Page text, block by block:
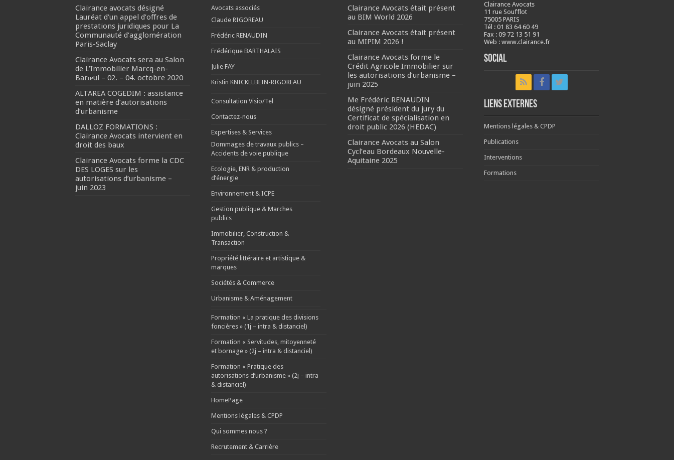
Clairance avocats désigné
Lauréat d’un appel d’offres de
prestations juridiques pour La
Communauté d’agglomération
Paris-Saclay
Clairance Avocats sera au Salon
de L’Immobilier Marcq-en-
Barœul – 02. – 04. octobre 2020
ALTAREA COGEDIM : assistance
en matière d’autorisations
d’urbanisme
DALLOZ FORMATIONS :
Clairance Avocats intervient en
droit des baux
Clairance Avocats forme la CDC
DES LOGES sur les
autorisations d’urbanisme –
juin 2023
Avocats associés
Claude RIGOREAU
Frédéric RENAUDIN
Frédérique BARTHALAIS
Julie FAY
Kristin KNICKELBEIN-RIGOREAU
Consultation Visio/Tel
Contactez-nous
Expertises & Services
Dommages de travaux publics –
Accidents de voie publique
Ecologie, ENR & production
d’énergie
Environnement & ICPE
Gestion publique & Marches
publics
Immobilier, Construction &
Transaction
Propriété littéraire et artistique &
marques
Sociétés & Commerce
Urbanisme & Aménagement
Formation « La pratique des divisions
foncières » (1j – intra & distanciel)
Formation « Servitudes, mitoyenneté
et bornage » (2j – intra & distanciel)
Formation « Pratique des
autorisations d’urbanisme » (2j – intra
& distanciel)
HomePage
Mentions légales & CPDP
Qui sommes nous ?
Recrutement & Carrière
Clairance Avocats était présent
au BIM World 2026
Clairance Avocats était présent
au MIPIM 2026 !
Clairance Avocats forme le
Crédit Agricole Immobilier sur
les autorisations d’urbanisme –
juin 2025
Me Frédéric RENAUDIN
désigné président du jury du
Certificat de spécialisation en
droit public 2026 (HEDAC)
Clairance Avocats au Salon
Cycl’eau Bordeaux Nouvelle-
Aquitaine 2025
Clairance Avocats
11 rue Soufflot
75005 PARIS
Tél : 01 83 64 60 49
Fax : 09 72 13 51 91
Web : www.clairance.fr
Social
LIENS EXTERNES
Mentions légales & CPDP
Publications
Interventions
Formations